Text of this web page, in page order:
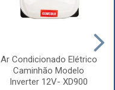
Ar Condicionado Elétrico
Caminhão Modelo
Inverter 12V- XD900